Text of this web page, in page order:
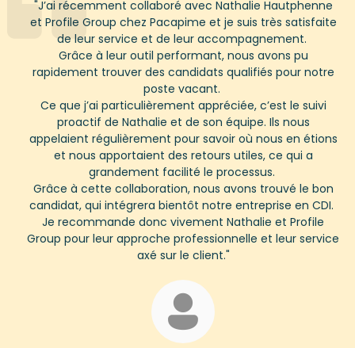
"J’ai récemment collaboré avec Nathalie Hautphenne
et Profile Group chez Pacapime et je suis très satisfaite
de leur service et de leur accompagnement.
Grâce à leur outil performant, nous avons pu
rapidement trouver des candidats qualifiés pour notre
poste vacant.
Ce que j’ai particulièrement appréciée, c’est le suivi
proactif de Nathalie et de son équipe. Ils nous
appelaient régulièrement pour savoir où nous en étions
et nous apportaient des retours utiles, ce qui a
grandement facilité le processus.
Grâce à cette collaboration, nous avons trouvé le bon
candidat, qui intégrera bientôt notre entreprise en CDI.
Je recommande donc vivement Nathalie et Profile
Group pour leur approche professionnelle et leur service
axé sur le client."